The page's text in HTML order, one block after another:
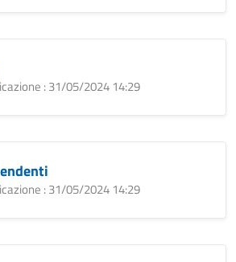
: 31/05/2024 14:29
: 31/05/2024 14:29